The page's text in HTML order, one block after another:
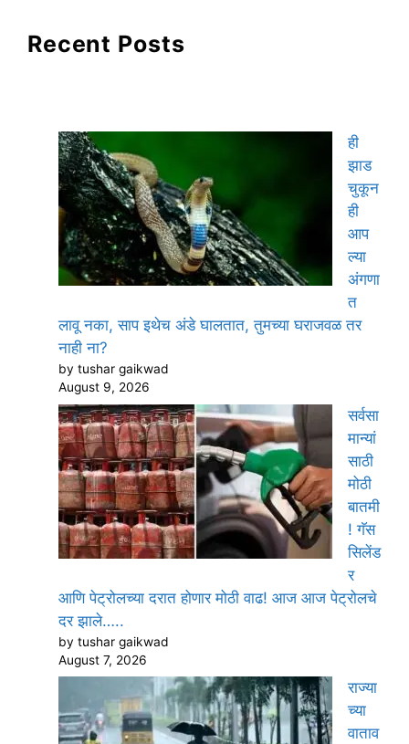
Recent Posts
ही
झाड
चुकून
ही
आप
ल्या
अंगणा
त
लावू नका, साप इथेच अंडे घालतात, तुमच्या घराजवळ तर
नाही ना?
by tushar gaikwad
August 9, 2026
सर्वसा
मान्यां
साठी
मोठी
बातमी
! गॅस
सिलेंड
र
आणि पेट्रोलच्या दरात होणार मोठी वाढ! आज आज पेट्रोलचे
दर झाले…..
by tushar gaikwad
August 7, 2026
राज्या
च्या
वाताव